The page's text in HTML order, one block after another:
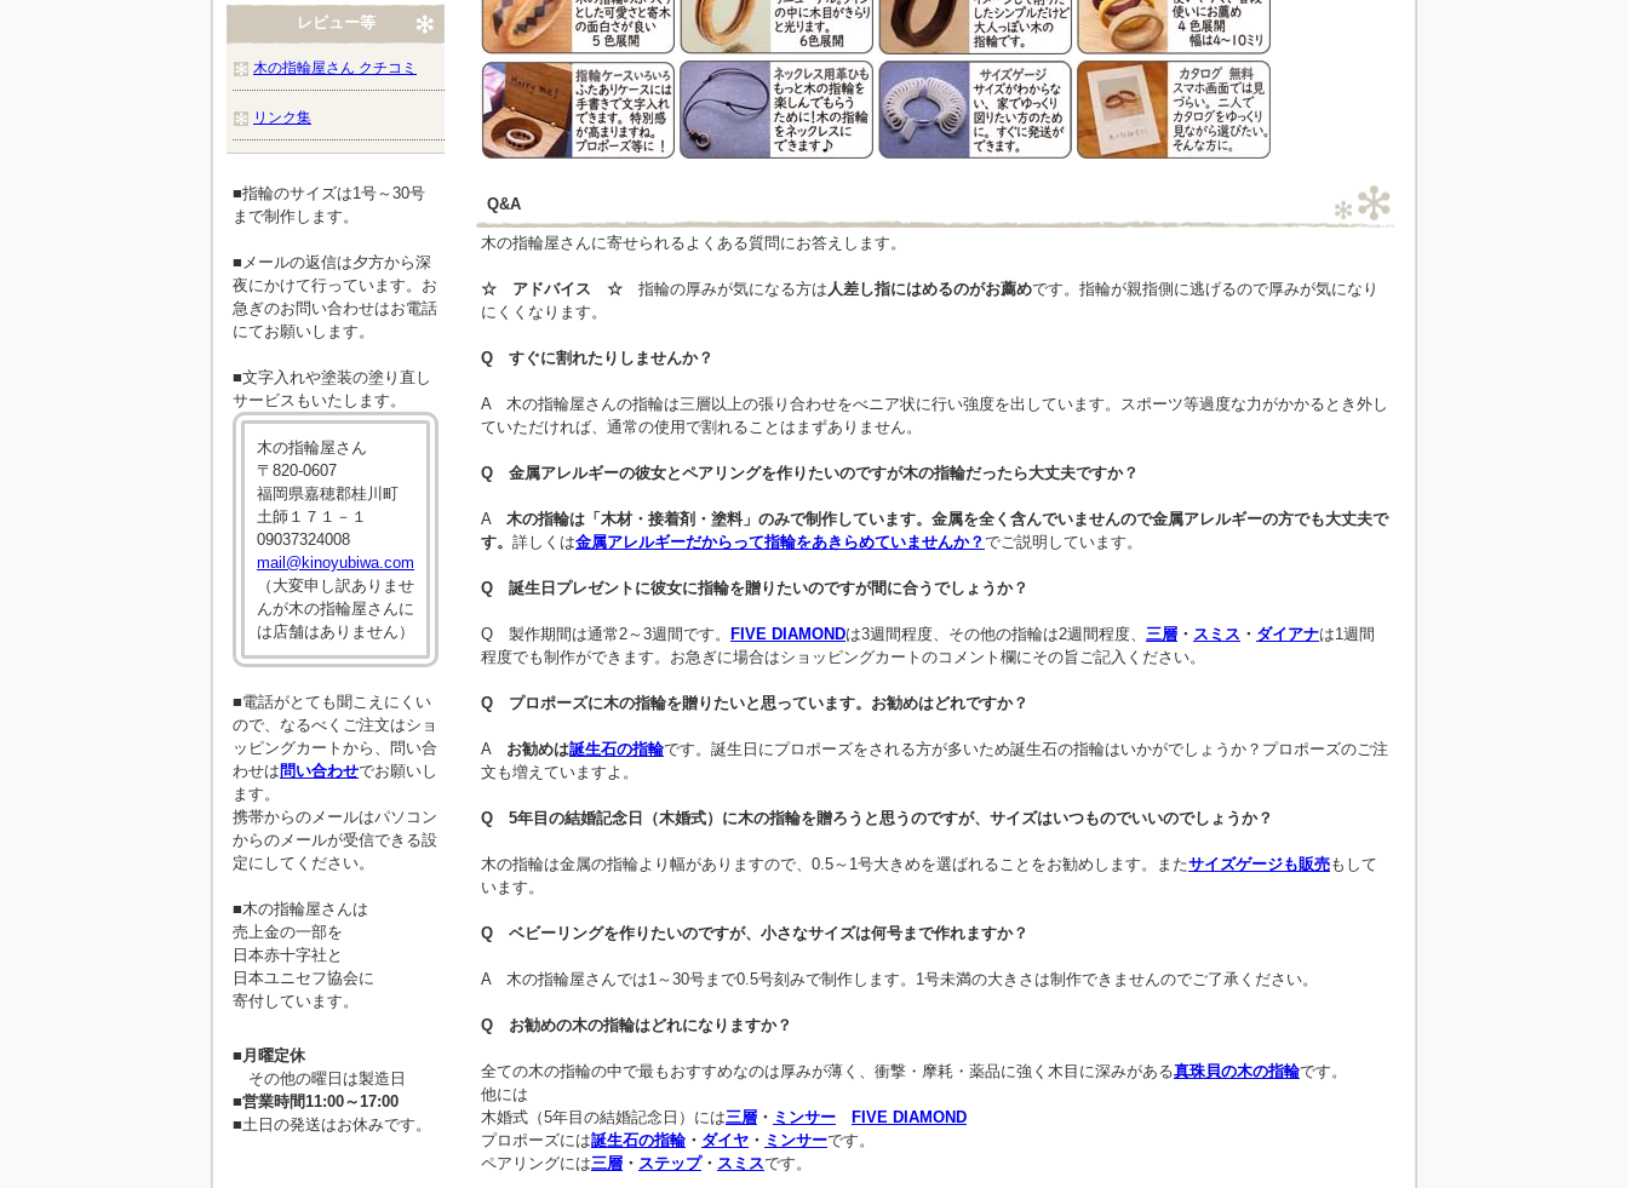
Q&A
木の指輪屋さんに寄せられるよくある質問にお答えします。
☆ アドバイス ☆ 指輪の厚みが気になる方は人差し指にはめるのがお薦めです。指輪が親指側に逃げるので厚みが気になり
にくくなります。
Q すぐに割れたりしませんか？
A 木の指輪屋さんの指輪は三層以上の張り合わせをべニア状に行い強度を出しています。スポーツ等過度な力がかかるとき外し
ていただければ、通常の使用で割れることはまずありません。
Q 金属アレルギーの彼女とペアリングを作りたいのですが木の指輪だったら大丈夫ですか？
A 木の指輪は「木材・接着剤・塗料」のみで制作しています。金属を全く含んでいませんので金属アレルギーの方でも大丈夫で
す。 詳しくは金属アレルギーだからって指輪をあきらめていませんか？ でご説明しています。
Q 誕生日プレゼントに彼女に指輪を贈りたいのですが間に合うでしょうか？
Q 製作期間は通常2～3週間です。 FIVE DIAMONDは3週間程度、その他の指輪は2週間程度、 三層 ・ スミス ・ ダイアナは1週間
程度でも制作ができます。お急ぎに場合はショッピングカートのコメント欄にその旨ご記入ください。
Q プロポーズに木の指輪を贈りたいと思っています。お勧めはどれですか？
A お勧めは誕生石の指輪です。誕生日にプロポーズをされる方が多いため誕生石の指輪はいかがでしょうか？プロポーズのご注
文も増えていますよ。
Q 5年目の結婚記念日（木婚式）に木の指輪を贈ろうと思うのですが、サイズはいつものでいいのでしょうか？
木の指輪は金属の指輪より幅がありますので、0.5～1号大きめを選ばれることをお勧めします。またサイズゲージも販売もして
います。
Q ベビーリングを作りたいのですが、小さなサイズは何号まで作れますか？
A 木の指輪屋さんでは1～30号まで0.5号刻みで制作します。1号未満の大きさは制作できませんのでご了承ください。
Q お勧めの木の指輪はどれになりますか？
全ての木の指輪の中で最もおすすめなのは厚みが薄く、衝撃・摩耗・薬品に強く木目に深みがある真珠貝の木の指輪です。
他には
木婚式（5年目の結婚記念日）には三層 ・ ミンサー
FIVE DIAMOND
プロポーズには誕生石の指輪 ・ ダイヤ ・ ミンサーです。
ペアリングには三層 ・ ステップ・ スミスです。
レビュー等
木の指輪屋さん クチコミ
リンク集
■指輪のサイズは1号～30号
まで制作します。
■メールの返信は夕方から深
夜にかけて行っています。お
急ぎのお問い合わせはお電話
にてお願いします。
■文字入れや塗装の塗り直し
サービスもいたします。
木の指輪屋さん
〒820-0607
福岡県嘉穂郡桂川町
土師１７１－１
09037324008
mail@kinoyubiwa.com
（大変申し訳ありませ
んが木の指輪屋さんに
は店舗はありません）
■電話がとても聞こえにくい
ので、なるべくご注文はショ
ッピングカートから、問い合
わせは 問い合わせでお願いし
ます。
携帯からのメールはパソコン
からのメールが受信できる設
定にしてください。
■木の指輪屋さんは
売上金の一部を
日本赤十字社と
日本ユニセフ協会に
寄付しています。
■ 月曜定休
その他の曜日は製造日
■営業時間11:00～17:00
■土日の発送はお休みです。